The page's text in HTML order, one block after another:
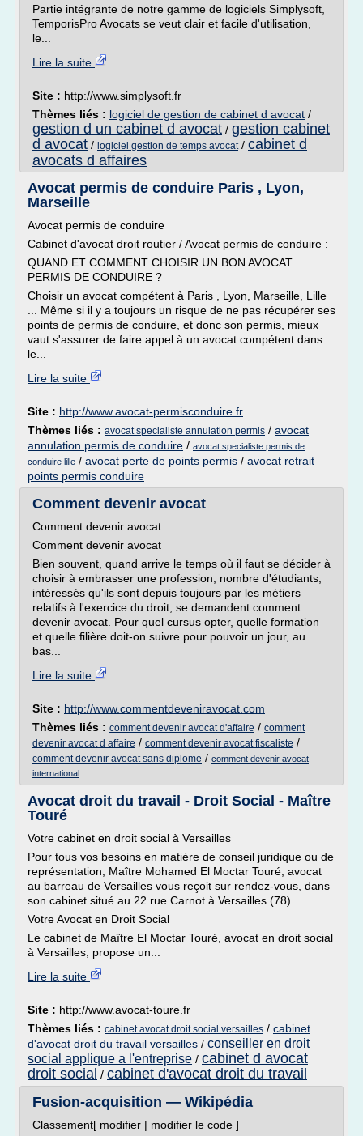
Partie intégrante de notre gamme de logiciels Simplysoft,
TemporisPro Avocats se veut clair et facile d'utilisation,
le...
Lire la suite
Site : http://www.simplysoft.fr
Thèmes liés : logiciel de gestion de cabinet d avocat /
gestion d un cabinet d avocat / gestion cabinet
d avocat / logiciel gestion de temps avocat/ cabinet d
avocats d affaires
Avocat permis de conduire Paris , Lyon,
Marseille
Avocat permis de conduire
Cabinet d'avocat droit routier / Avocat permis de conduire :
QUAND ET COMMENT CHOISIR UN BON AVOCAT
PERMIS DE CONDUIRE ?
Choisir un avocat compétent à Paris , Lyon, Marseille, Lille
... Même si il y a toujours un risque de ne pas récupérer ses
points de permis de conduire, et donc son permis, mieux
vaut s'assurer de faire appel à un avocat compétent dans
le...
Lire la suite
Site : http://www.avocat-permisconduire.fr
Thèmes liés : avocat specialiste annulation permis / avocat
annulation permis de conduire / avocat specialiste permis de
conduire lille / avocat perte de points permis / avocat retrait
points permis conduire
Comment devenir avocat
Comment devenir avocat
Comment devenir avocat
Bien souvent, quand arrive le temps où il faut se décider à
choisir à embrasser une profession, nombre d'étudiants,
intéressés qu'ils sont depuis toujours par les métiers
relatifs à l'exercice du droit, se demandent comment
devenir avocat. Pour quel cursus opter, quelle formation
et quelle filière doit-on suivre pour pouvoir un jour, au
bas...
Lire la suite
Site : http://www.commentdeveniravocat.com
Thèmes liés : comment devenir avocat d'affaire / comment
devenir avocat d affaire / comment devenir avocat fiscaliste /
comment devenir avocat sans diplome / comment devenir avocat
international
Avocat droit du travail - Droit Social - Maître
Touré
Votre cabinet en droit social à Versailles
Pour tous vos besoins en matière de conseil juridique ou de
représentation, Maître Mohamed El Moctar Touré, avocat
au barreau de Versailles vous reçoit sur rendez-vous, dans
son cabinet situé au 22 rue Carnot à Versailles (78).
Votre Avocat en Droit Social
Le cabinet de Maître El Moctar Touré, avocat en droit social
à Versailles, propose un...
Lire la suite
Site : http://www.avocat-toure.fr
Thèmes liés : cabinet avocat droit social versailles / cabinet
d'avocat droit du travail versailles / conseiller en droit
social applique a l'entreprise / cabinet d avocat
droit social / cabinet d'avocat droit du travail
Fusion-acquisition — Wikipédia
Classement[ modifier | modifier le code ]